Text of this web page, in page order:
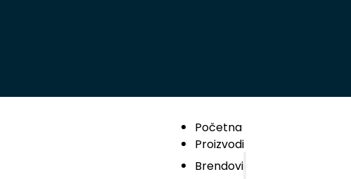
Početna
Proizvodi
Brendovi